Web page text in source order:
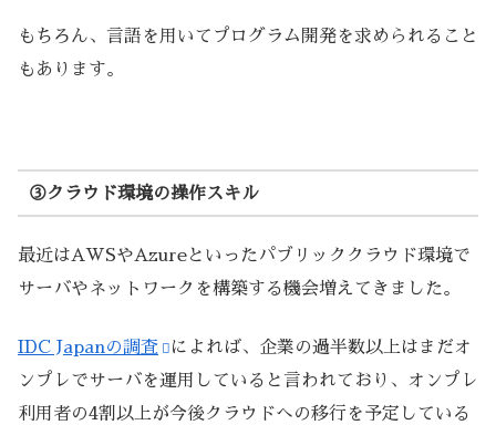
もちろん、言語を用いてプログラム開発を求められること
もあります。
③クラウド環境の操作スキル
最近はAWSやAzureといったパブリッククラウド環境で
サーバやネットワークを構築する機会増えてきました。
IDC Japanの調査
によれば、企業の過半数以上はまだオ
ンプレでサーバを運用していると言われており、オンプレ
利用者の4割以上が今後クラウドへの移行を予定している